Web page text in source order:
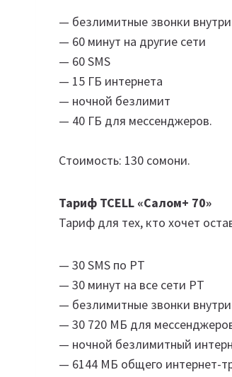
— безлимитные звонки
— 60 минут на другие сети
— 60 SMS
— 15 ГБ интернета
— ночной безлимит
— 40 ГБ для мессенджеров.
Стоимость: 130 сомони.
Тариф TCELL «Салом+ 70»
Тариф для тех, кто хочет
— 30 SMS по РТ
— 30 минут на все сети РТ
— безлимитные звонки
— 30 720 МБ для
— ночной безлимитный
— 6144 МБ общего интернет-